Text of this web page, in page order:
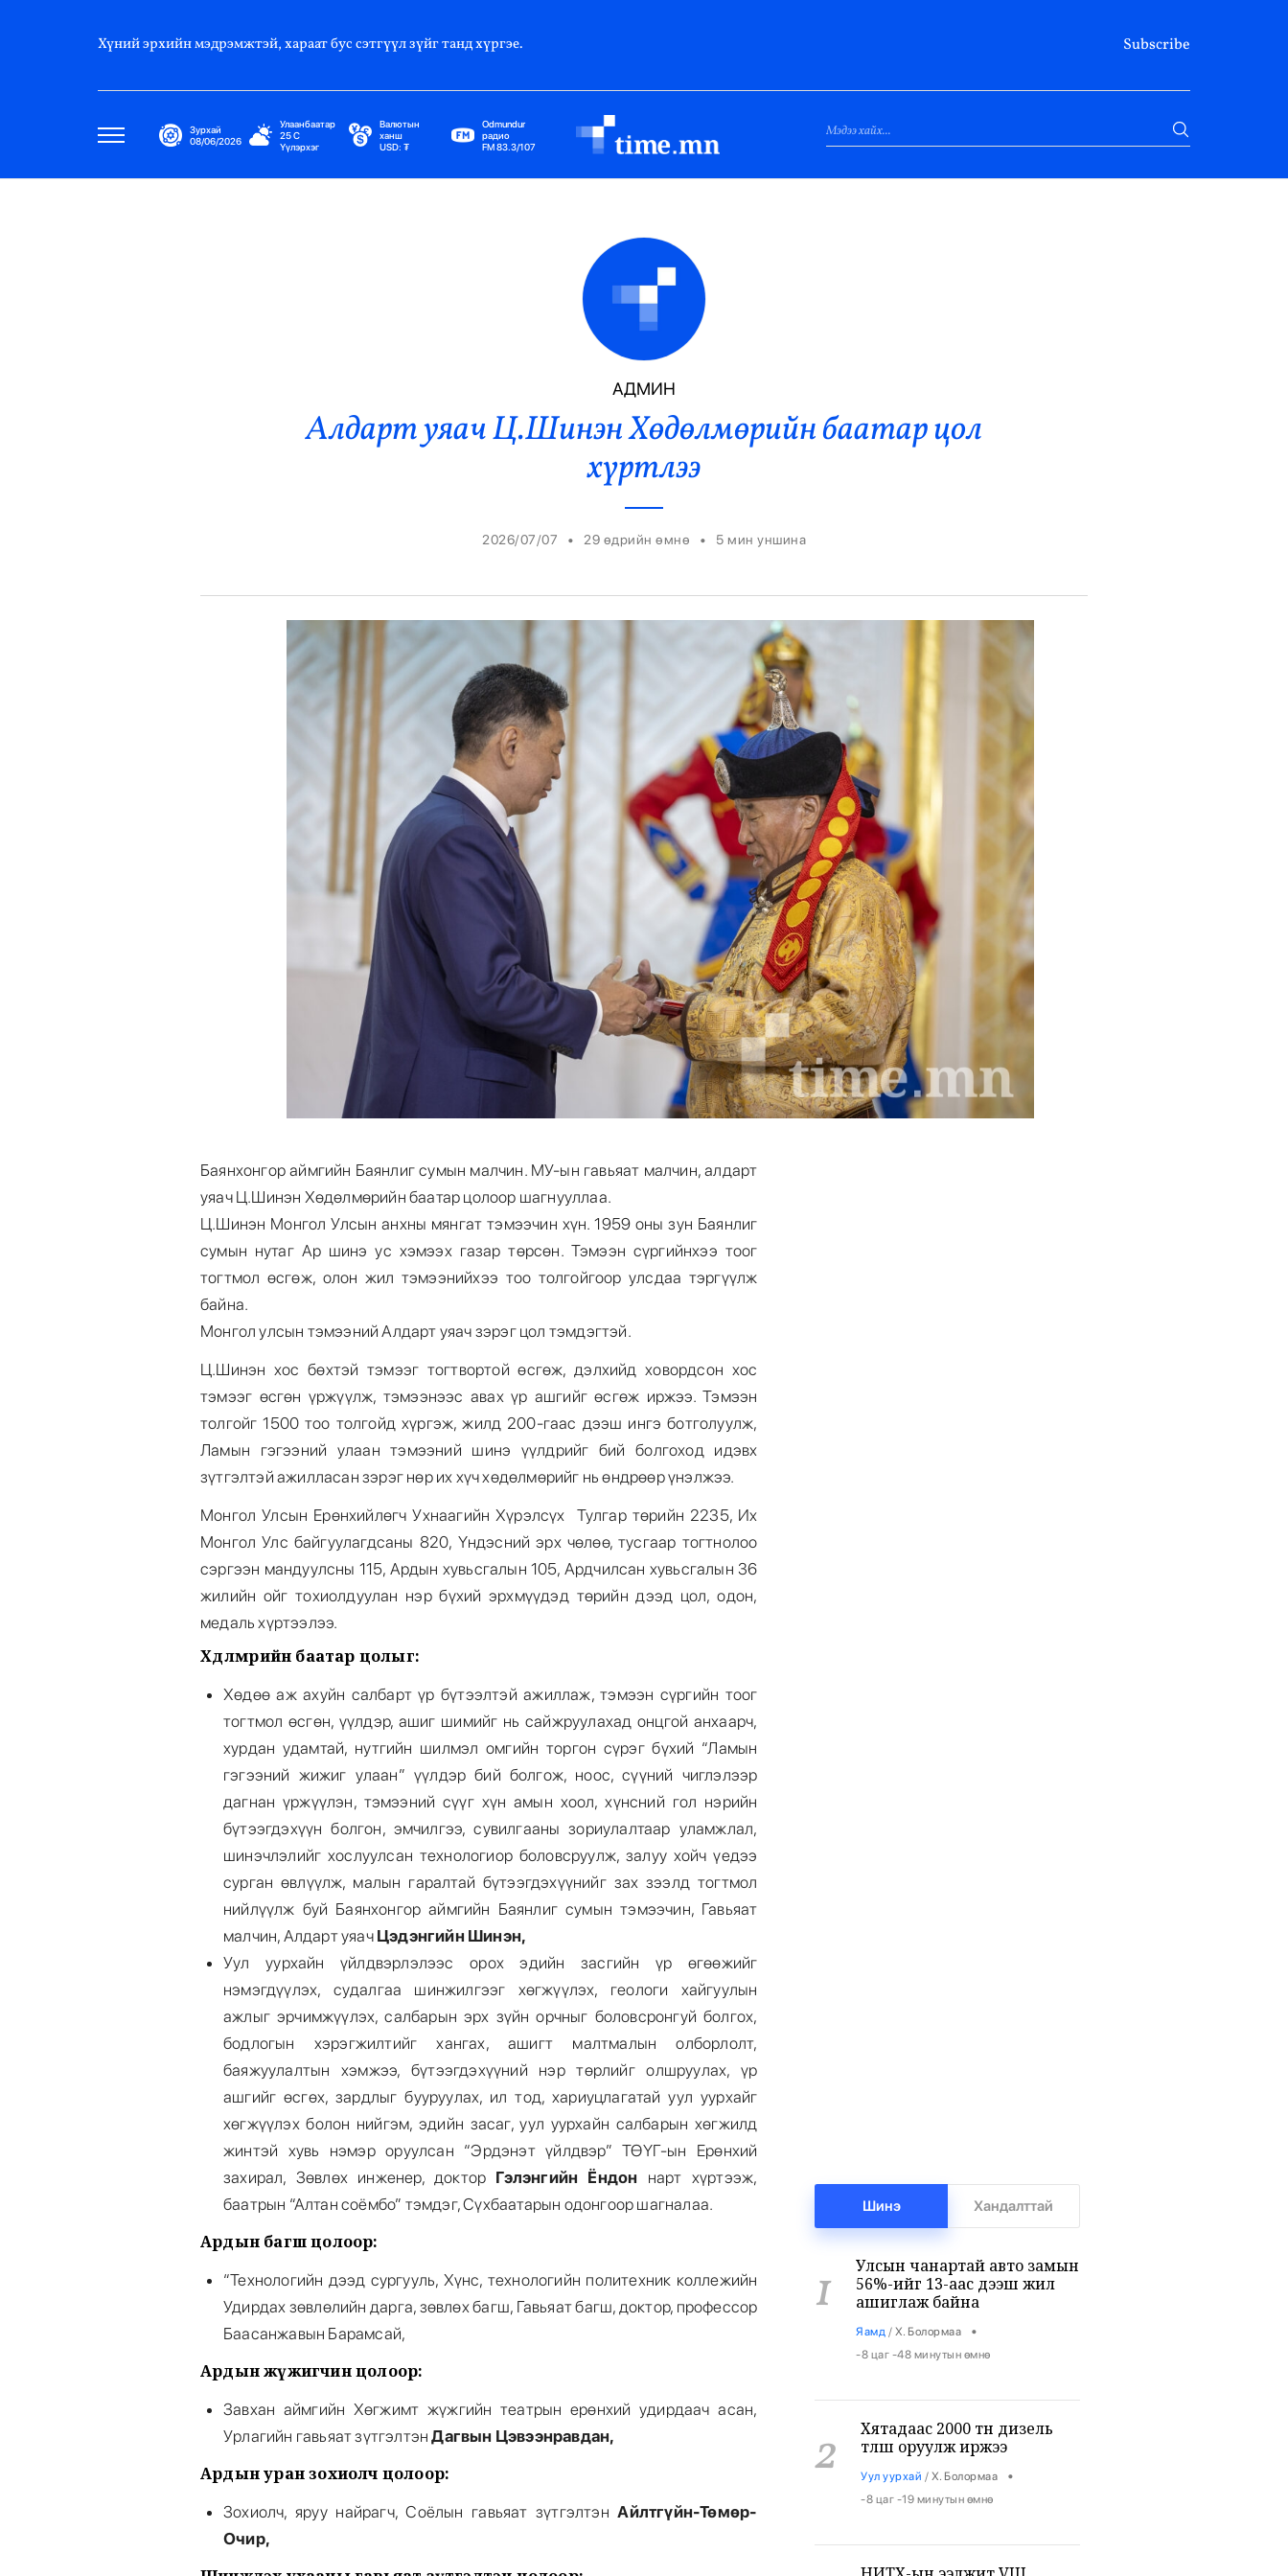
Хүний эрхийн мэдрэмжтэй, хараат бус сэтгүүл зүйг танд хүргэе. Subscribe
Зурхай
08/06/2026
Улаанбаатар
25C
Үүлэрхэг
Валютын
ханш
USD: ₮
Odmundur
радио
FM 83.3/107
Энтертайнмент
Эрэн Сурвалжилга
Гадаад Харилцаа
Элчин Сайд
Парламент
Засгийн Газар
Ерөнхийлөгч
АДМИН
Алдарт уяач Ц.Шинэн Хөдөлмөрийн баатар цол
хүртлээ
2026/07/07 • 29 өдрийн өмнө • 5 мин уншина
Баянхонгор аймгийн Баянлиг сумын малчин. МУ-ын гавьяат малчин, алдарт
уяач Ц.Шинэн Хөдөлмөрийн баатар цолоор шагнууллаа.
Ц.Шинэн Монгол Улсын анхны мянгат тэмээчин хүн. 1959 оны зун Баянлиг
сумын нутаг Ар шинэ ус хэмээх газар төрсөн. Тэмээн сүргийнхээ тоог
тогтмол өсгөж, олон жил тэмээнийхээ тоо толгойгоор улсдаа тэргүүлж
байна.
Монгол улсын тэмээний Алдарт уяач зэрэг цол тэмдэгтэй.
Ц.Шинэн хос бөхтэй тэмээг тогтвортой өсгөж, дэлхийд ховордсон хос
тэмээг өсгөн үржүүлж, тэмээнээс авах үр ашгийг өсгөж иржээ. Тэмээн
толгойг 1500 тоо толгойд хүргэж, жилд 200-гаас дээш ингэ ботголуулж,
Ламын гэгээний улаан тэмээний шинэ үүлдрийг бий болгоход идэвх
зүтгэлтэй ажилласан зэрэг нөр их хүч хөдөлмөрийг нь өндрөөр үнэлжээ.
Монгол Улсын Ерөнхийлөгч Ухнаагийн Хүрэлсүх Тулгар төрийн 2235, Их
Монгол Улс байгуулагдсаны 820, Үндэсний эрх чөлөө, тусгаар тогтнолоо
сэргээн мандуулсны 115, Ардын хувьсгалын 105, Ардчилсан хувьсгалын 36
жилийн ойг тохиолдуулан нэр бүхий эрхмүүдэд төрийн дээд цол, одон,
медаль хүртээлээ.
Хөдөлмөрийн баатар цолыг:
Хөдөө аж ахуйн салбарт үр бүтээлтэй ажиллаж, тэмээн сүргийн тоог
тогтмол өсгөн, үүлдэр, ашиг шимийг нь сайжруулахад онцгой анхаарч,
хурдан удамтай, нутгийн шилмэл омгийн торгон сүрэг бүхий “Ламын
гэгээний жижиг улаан” үүлдэр бий болгож, ноос, сүүний чиглэлээр
дагнан үржүүлэн, тэмээний сүүг хүн амын хоол, хүнсний гол нэрийн
бүтээгдэхүүн болгон, эмчилгээ, сувилгааны зориулалтаар уламжлал,
шинэчлэлийг хослуулсан технологиор боловсруулж, залуу хойч үедээ
сурган өвлүүлж, малын гаралтай бүтээгдэхүүнийг зах зээлд тогтмол
нийлүүлж буй Баянхонгор аймгийн Баянлиг сумын тэмээчин, Гавьяат
малчин, Алдарт уяач Цэдэнгийн Шинэн,
Уул уурхайн үйлдвэрлэлээс орох эдийн засгийн үр өгөөжийг
нэмэгдүүлэх, судалгаа шинжилгээг хөгжүүлэх, геологи хайгуулын
ажлыг эрчимжүүлэх, салбарын эрх зүйн орчныг боловсронгуй болгох,
бодлогын хэрэгжилтийг хангах, ашигт малтмалын олборлолт,
баяжуулалтын хэмжээ, бүтээгдэхүүний нэр төрлийг олшруулах, үр
ашгийг өсгөх, зардлыг бууруулах, ил тод, хариуцлагатай уул уурхайг
хөгжүүлэх болон нийгэм, эдийн засаг, уул уурхайн салбарын хөгжилд
жинтэй хувь нэмэр оруулсан “Эрдэнэт үйлдвэр” ТӨҮГ-ын Ерөнхий
захирал, Зөвлөх инженер, доктор Гэлэнгийн Ёндон нарт хүртээж,
баатрын “Алтан соёмбо” тэмдэг, Сүхбаатарын одонгоор шагналаа.
Ардын багш цолоор:
“Технологийн дээд сургууль, Хүнс, технологийн политехник коллежийн
Удирдах зөвлөлийн дарга, зөвлөх багш, Гавьяат багш, доктор, профессор
Баасанжавын Барамсай,
Ардын жүжигчин цолоор:
Завхан аймгийн Хөгжимт жүжгийн театрын ерөнхий удирдаач асан,
Урлагийн гавьяат зүтгэлтэнДагвын Цэвээнравдан,
Ардын уран зохиолч цолоор:
Зохиолч, яруу найрагч, Соёлын гавьяат зүтгэлтэнАйлтгүйн-Төмөр-
Очир,
Шинэ Хандалттай
1
Улсын чанартай авто замын
56%-ийг 13-аас дээш жил
ашиглаж байна
Яамд / Х. Болормаа •
-8 цаг -48 минутын өмнө
2
Хятадаас 2000 тн дизель
түлш оруулж иржээ
Уул уурхай / Х. Болормаа •
-8 цаг -19 минутын өмнө